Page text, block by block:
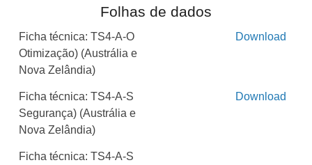
Folhas de dados
Ficha técnica: TS4-A-O
Otimização) (Austrália e
Nova Zelândia)
Download
Ficha técnica: TS4-A-S
Segurança) (Austrália e
Nova Zelândia)
Download
Ficha técnica: TS4-A-S